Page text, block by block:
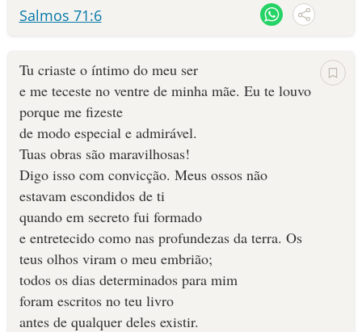
Salmos 71:6
Tu criaste o íntimo do meu ser
e me teceste no ventre de minha mãe. Eu te louvo
porque me fizeste
de modo especial e admirável.
Tuas obras são maravilhosas!
Digo isso com convicção. Meus ossos não
estavam escondidos de ti
quando em secreto fui formado
e entretecido como nas profundezas da terra. Os
teus olhos viram o meu embrião;
todos os dias determinados para mim
foram escritos no teu livro
antes de qualquer deles existir.